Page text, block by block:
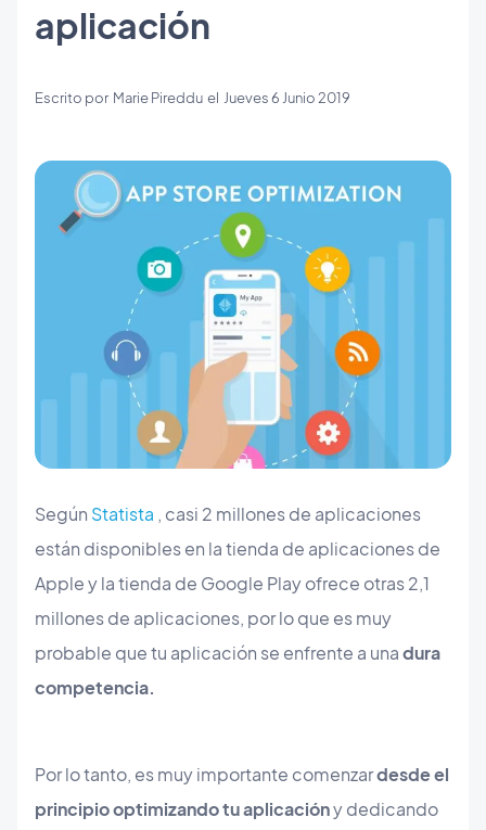
aplicación
Escrito por Marie Pireddu el Jueves 6 Junio 2019
Según Statista , casi 2 millones de aplicaciones
están disponibles en la tienda de aplicaciones de
Apple y la tienda de Google Play ofrece otras 2,1
millones de aplicaciones, por lo que es muy
probable que tu aplicación se enfrente a unadura
competencia.
Por lo tanto, es muy importante comenzardesde el
principio optimizando tu aplicacióny dedicando